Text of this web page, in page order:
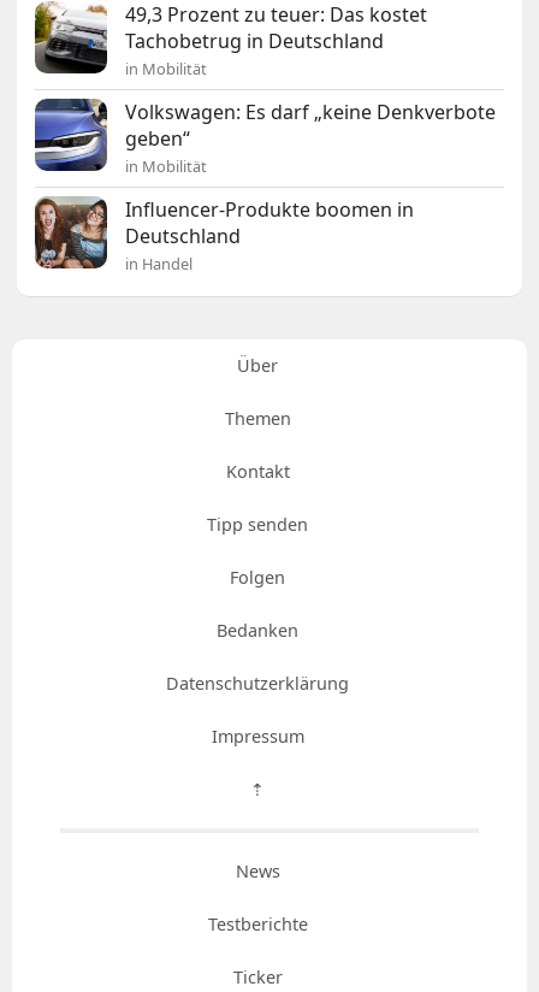
49,3 Prozent zu teuer: Das kostet
Tachobetrug in Deutschland
in Mobilität
Volkswagen: Es darf „keine Denkverbote
geben“
in Mobilität
Influencer-Produkte boomen in
Deutschland
in Handel
Über
Themen
Kontakt
Tipp senden
Folgen
Bedanken
Datenschutzerklärung
Impressum
⇡
News
Testberichte
Ticker